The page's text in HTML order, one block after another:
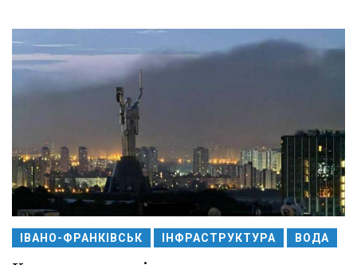
ІВАНО-ФРАНКІВСЬК ІНФРАСТРУКТУРА ВОДА